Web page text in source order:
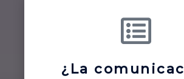
¿La